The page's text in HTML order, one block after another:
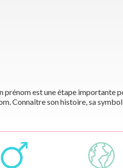
prénom est une étape importante
Connaître son histoire, sa